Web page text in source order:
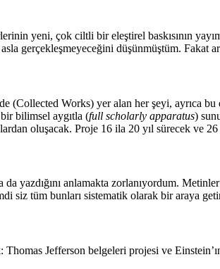
yeni, çok ciltli bir eleştirel baskısının
gerçekleşmeyeceğini düşünmüştüm. Fakat
(Collected Works) yer alan her şeyi, ayrıca
bilimsel aygıtla (full scholarly apparatus)
oluşacak. Proje 16 ila 20 yıl sürecek ve
yazdığını anlamakta zorlanıyordum.
siz tüm bunları sistematik olarak bir araya
Jefferson belgeleri projesi ve